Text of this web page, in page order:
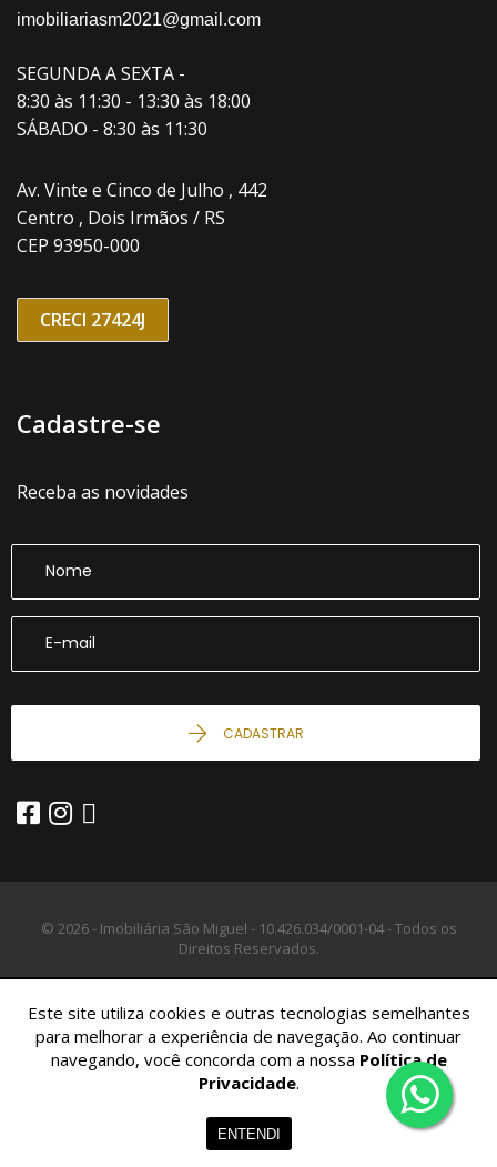
Imóveis Menu
imobiliariasm2021@gmail.com
SEGUNDA A SEXTA -
8:30 às 11:30 - 13:30 às 18:00
SÁBADO - 8:30 às 11:30
Av. Vinte e Cinco de Julho , 442
Centro , Dois Irmãos / RS
CEP 93950-000
CRECI 27424J
Cadastre-se
Receba as novidades
CADASTRAR
© 2026 - Imobiliária São Miguel - 10.426.034/0001-04 -Todos os
Direitos Reservados.
Este site utiliza cookies e outras tecnologias semelhantes
para melhorar a experiência de navegação. Ao continuar
navegando, você concorda com a nossa Política de
Privacidade.
ENTENDI